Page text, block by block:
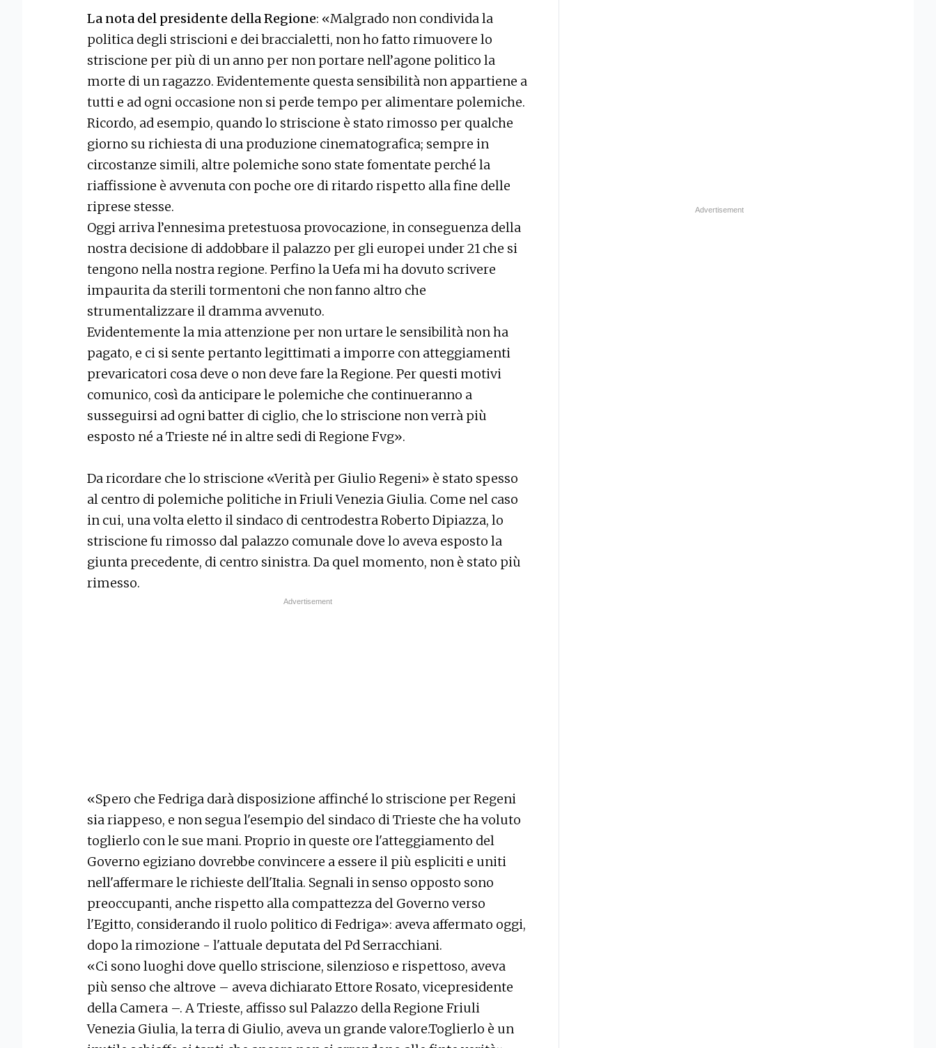
La nota del presidente della Regione: «Malgrado non condivida la
politica degli striscioni e dei braccialetti, non ho fatto rimuovere lo
striscione per più di un anno per non portare nell’agone politico la
morte di un ragazzo. Evidentemente questa sensibilità non appartiene a
tutti e ad ogni occasione non si perde tempo per alimentare polemiche.
Ricordo, ad esempio, quando lo striscione è stato rimosso per qualche
giorno su richiesta di una produzione cinematografica; sempre in
circostanze simili, altre polemiche sono state fomentate perché la
riaffissione è avvenuta con poche ore di ritardo rispetto alla fine delle
riprese stesse.
Oggi arriva l’ennesima pretestuosa provocazione, in conseguenza della
nostra decisione di addobbare il palazzo per gli europei under 21 che si
tengono nella nostra regione. Perfino la Uefa mi ha dovuto scrivere
impaurita da sterili tormentoni che non fanno altro che
strumentalizzare il dramma avvenuto.
Evidentemente la mia attenzione per non urtare le sensibilità non ha
pagato, e ci si sente pertanto legittimati a imporre con atteggiamenti
prevaricatori cosa deve o non deve fare la Regione. Per questi motivi
comunico, così da anticipare le polemiche che continueranno a
susseguirsi ad ogni batter di ciglio, che lo striscione non verrà più
esposto né a Trieste né in altre sedi di Regione Fvg».
Da ricordare che lo striscione «Verità per Giulio Regeni» è stato spesso
al centro di polemiche politiche in Friuli Venezia Giulia. Come nel caso
in cui, una volta eletto il sindaco di centrodestra Roberto Dipiazza, lo
striscione fu rimosso dal palazzo comunale dove lo aveva esposto la
giunta precedente, di centro sinistra. Da quel momento, non è stato più
rimesso.
«Spero che Fedriga darà disposizione affinché lo striscione per Regeni
sia riappeso, e non segua l'esempio del sindaco di Trieste che ha voluto
toglierlo con le sue mani. Proprio in queste ore l'atteggiamento del
Governo egiziano dovrebbe convincere a essere il più espliciti e uniti
nell'affermare le richieste dell'Italia. Segnali in senso opposto sono
preoccupanti, anche rispetto alla compattezza del Governo verso
l'Egitto, considerando il ruolo politico di Fedriga»: aveva affermato oggi,
dopo la rimozione - l'attuale deputata del Pd Serracchiani.
«Ci sono luoghi dove quello striscione, silenzioso e rispettoso, aveva
più senso che altrove – aveva dichiarato Ettore Rosato, vicepresidente
della Camera –. A Trieste, affisso sul Palazzo della Regione Friuli
Venezia Giulia, la terra di Giulio, aveva un grande valore.Toglierlo è un